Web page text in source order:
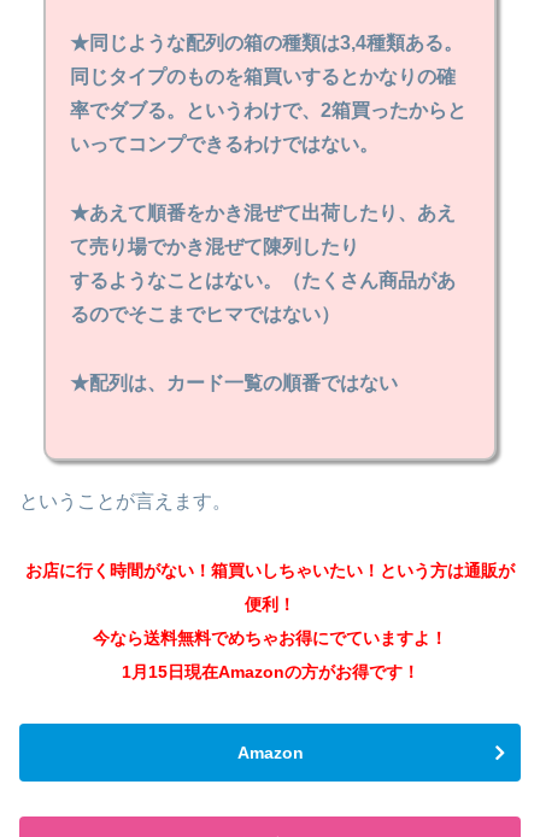
★同じような配列の箱の種類は3,4種類ある。
同じタイプのものを箱買いするとかなりの確
率でダブる。というわけで、2箱買ったからと
いってコンプできるわけではない。
★あえて順番をかき混ぜて出荷したり、あえ
て売り場でかき混ぜて陳列したり
するようなことはない。（たくさん商品があ
るのでそこまでヒマではない）
★配列は、カード一覧の順番ではない
ということが言えます。
お店に行く時間がない！箱買いしちゃいたい！という方は通販が
便利！
今なら送料無料でめちゃお得にでていますよ！
1月15日現在Amazonの方がお得です！
Amazon